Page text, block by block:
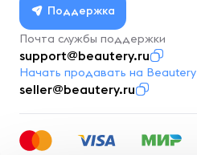
Поддержка
Почта службы поддержки
support@beautery.ru
Начать продавать на Beautery
seller@beautery.ru